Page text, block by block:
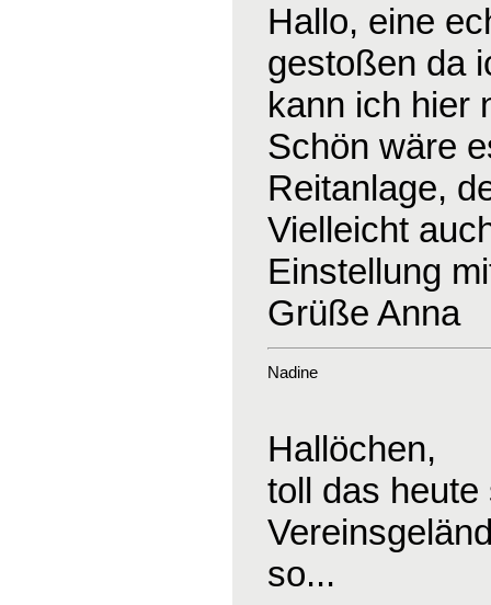
Hallo, eine
gestoßen da
kann ich hier
Schön wäre
Reitanlage,
Vielleicht
Einstellung
Grüße Anna
Nadine
Hallöchen,
toll das
so...